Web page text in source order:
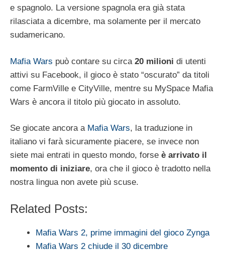
e spagnolo. La versione spagnola era già stata
rilasciata a dicembre, ma solamente per il mercato
sudamericano.
Mafia Wars può contare su circa20 milioni di utenti
attivi su Facebook, il gioco è stato “oscurato” da titoli
come FarmVille e CityVille, mentre su MySpace Mafia
Wars è ancora il titolo più giocato in assoluto.
Se giocate ancora a Mafia Wars, la traduzione in
italiano vi farà sicuramente piacere, se invece non
siete mai entrati in questo mondo, forse è arrivato il
momento di iniziare, ora che il gioco è tradotto nella
nostra lingua non avete più scuse.
Related Posts:
Mafia Wars 2, prime immagini del gioco Zynga
Mafia Wars 2 chiude il 30 dicembre